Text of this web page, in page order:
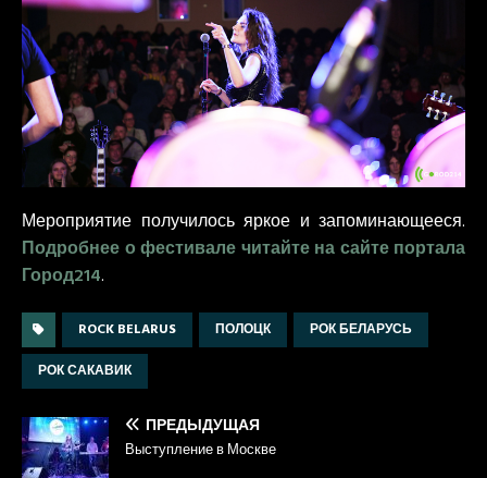
Мероприятие получилось яркое и запоминающееся.
Подробнее о фестивале читайте на сайте портала
Город214.
ROCK BELARUS ПОЛОЦК
РОК БЕЛАРУСЬ
РОК САКАВИК
ПРЕДЫДУЩАЯ
Выступление в Москве